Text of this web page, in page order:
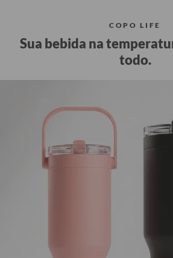
COPO LIFE
Sua bebida na
todo.